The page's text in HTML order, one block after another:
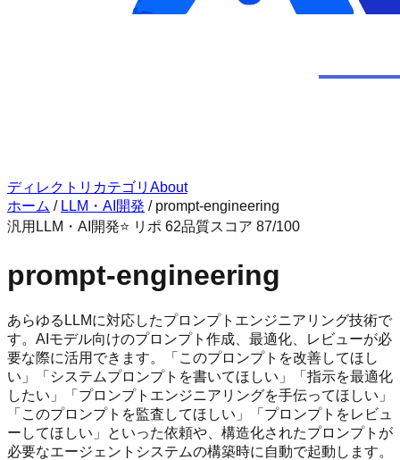
ディレクトリ カテゴリ About
ホーム / LLM・AI開発 / prompt-engineering
汎用 LLM・AI開発⭐ リポ 62品質スコア 87/100
prompt-engineering
あらゆるLLMに対応したプロンプトエンジニアリング技術で
す。AIモデル向けのプロンプト作成、最適化、レビューが必
要な際に活用できます。「このプロンプトを改善してほし
い」「システムプロンプトを書いてほしい」「指示を最適化
したい」「プロンプトエンジニアリングを手伝ってほしい」
「このプロンプトを監査してほしい」「プロンプトをレビュ
ーしてほしい」といった依頼や、構造化されたプロンプトが
必要なエージェントシステムの構築時に自動で起動します。